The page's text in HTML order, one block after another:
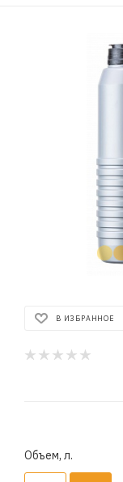
В ИЗБРАННОЕ
Объем, л.